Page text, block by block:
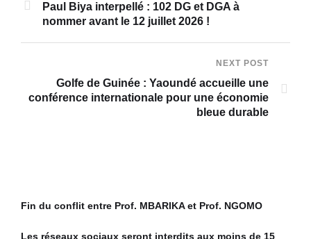
Paul Biya interpellé : 102 DG et DGA à
nommer avant le 12 juillet 2026 !
NEXT POST
Golfe de Guinée : Yaoundé accueille une
conférence internationale pour une économie
bleue durable
Fin du conflit entre Prof. MBARIKA et Prof. NGOMO
Les réseaux sociaux seront interdits aux moins de 15